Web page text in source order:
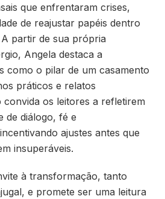
que enfrentaram crises,
de reajustar papéis dentro
partir de sua própria
Angela destaca a
como o pilar de um casamento
práticos e relatos
os leitores a refletirem
de diálogo, fé e
ajustes antes que
insuperáveis.
à transformação, tanto
e promete ser uma leitura